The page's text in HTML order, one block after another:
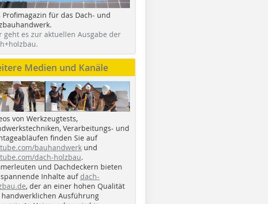
Profimagazin für das Dach- und
geht es zur aktuellen Ausgabe der
Medien und Kanäle
von Werkzeugtests,
Verarbeitungs- und
finden Sie auf
bauhandwerk und
dach-holzbau.
und Dachdeckern bieten
Inhalte auf dach-
, der an einer hohen Qualität
Ausführung